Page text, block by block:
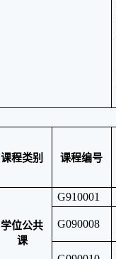
课程类别 课程编号
学位公共
课
G910001
G090008